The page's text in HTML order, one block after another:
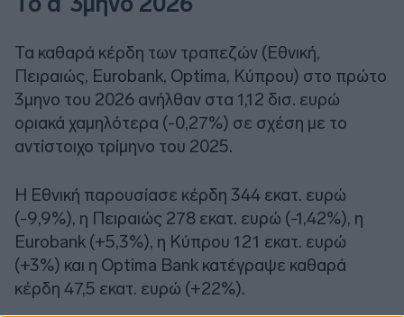
Τα καθαρά κέρδη των τραπεζών (Εθνική,
Πειραιώς, Eurobank, Optima, Κύπρου) στο πρώτο
3μηνο του 2026 ανήλθαν στα 1,12 δισ. ευρώ
οριακά χαμηλότερα (-0,27%) σε σχέση με το
αντίστοιχο τρίμηνο του 2025.
Η Εθνική παρουσίασε κέρδη 344 εκατ. ευρώ
(-9,9%), η Πειραιώς 278 εκατ. ευρώ (-1,42%), η
Eurobank (+5,3%), η Κύπρου 121 εκατ. ευρώ
(+3%) και η Optima Bank κατέγραψε καθαρά
κέρδη 47,5 εκατ. ευρώ (+22%).